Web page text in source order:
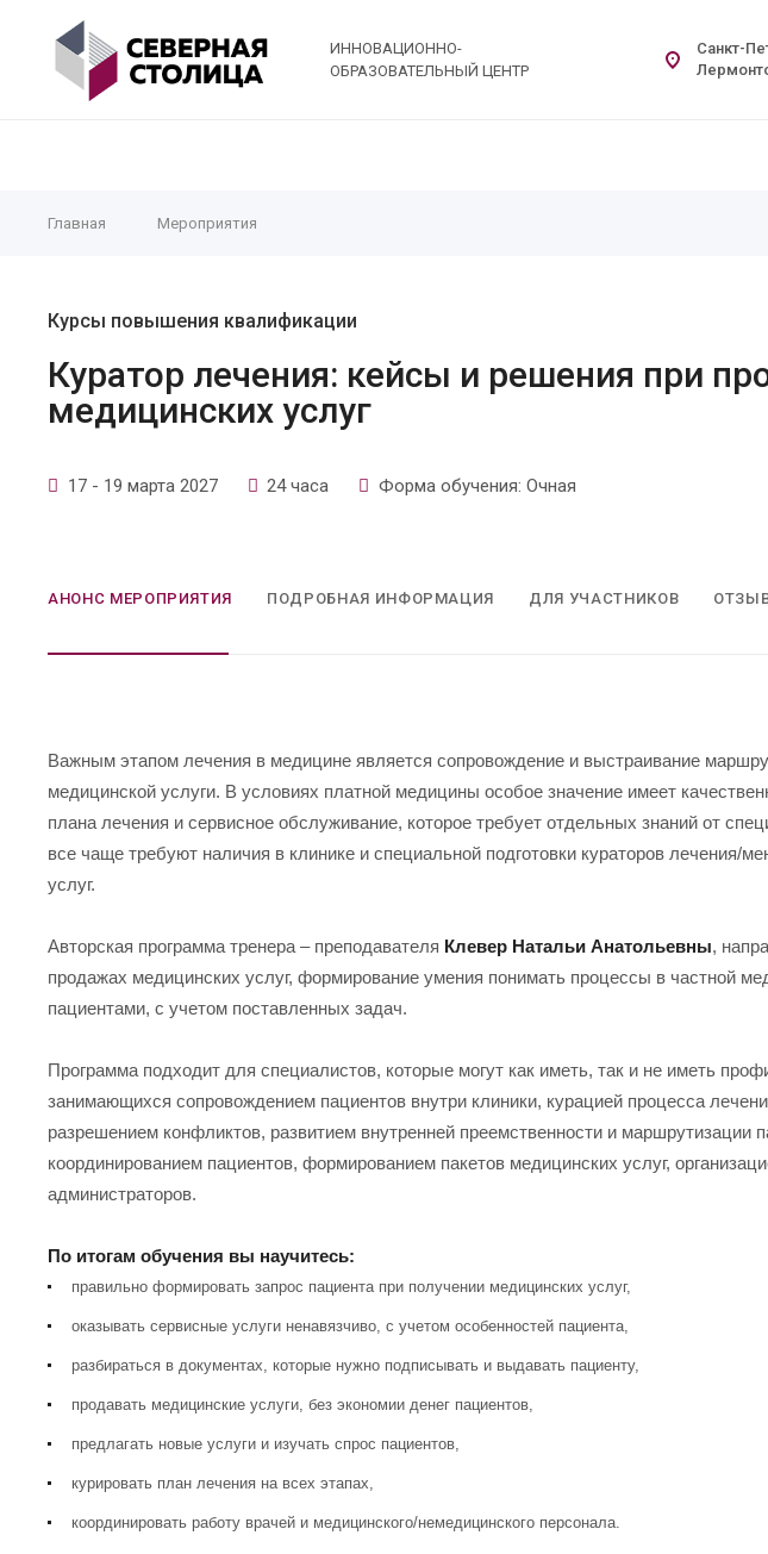
ИННОВАЦИОННО-
ОБРАЗОВАТЕЛЬНЫЙ ЦЕНТР
Санкт-
Главная Мероприятия
Курсы повышения квалификации
Куратор лечения: кейсы и решения при
медицинских услуг
17 - 19 марта 2027 24 часа Форма обучения: Очная
АНОНС МЕРОПРИЯТИЯ ПОДРОБНАЯ ИНФОРМАЦИЯ ДЛЯ УЧАСТНИКОВ
Важным этапом лечения в медицине является сопровождение и выстраивание
медицинской услуги. В условиях платной медицины особое значение имеет
плана лечения и сервисное обслуживание, которое требует отдельных знаний от
все чаще требуют наличия в клинике и специальной подготовки кураторов лечения/
услуг.
Авторская программа тренера – преподавателя Клевер Натальи Анатольевны,
продажах медицинских услуг, формирование умения понимать процессы в частной
пациентами, с учетом поставленных задач.
Программа подходит для специалистов, которые могут как иметь, так и не иметь
занимающихся сопровождением пациентов внутри клиники, курацией процесса
разрешением конфликтов, развитием внутренней преемственности и
координированием пациентов, формированием пакетов медицинских услуг,
администраторов.
По итогам обучения вы научитесь:
правильно формировать запрос пациента при получении медицинских услуг,
оказывать сервисные услуги ненавязчиво, с учетом особенностей пациента,
разбираться в документах, которые нужно подписывать и выдавать пациенту,
продавать медицинские услуги, без экономии денег пациентов,
предлагать новые услуги и изучать спрос пациентов,
курировать план лечения на всех этапах,
координировать работу врачей и медицинского/немедицинского персонала.